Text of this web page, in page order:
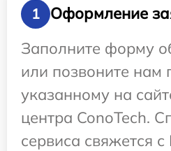
1
Оформление
Заполните форму
или позвоните нам
указанному на
центра ConoTech.
сервиса свяжется